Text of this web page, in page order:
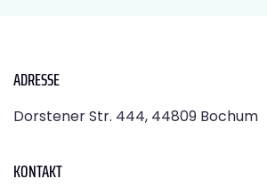
ADRESSE
Dorstener Str. 444, 44809 Bochum
KONTAKT